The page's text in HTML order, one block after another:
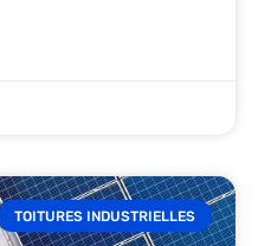
TOITURES INDUSTRIELLES